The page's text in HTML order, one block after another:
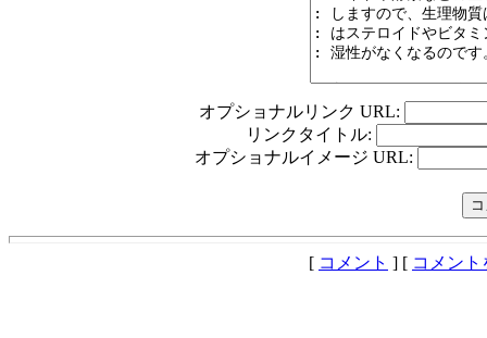
オプショナルリンク URL:
リンクタイトル:
オプショナルイメージ URL:
[ コメント ] [ コメン